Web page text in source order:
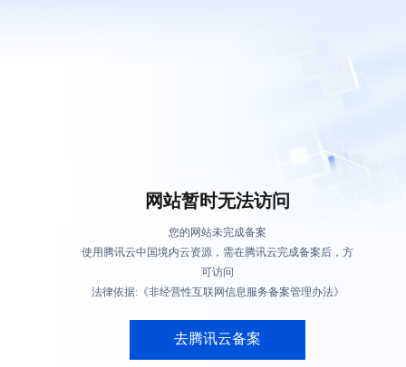
网站暂时无法访问
您的网站未完成备案
使用腾讯云中国境内云资源，需在腾讯云完成备案后，方
可访问
法律依据:《非经营性互联网信息服务备案管理办法》
去腾讯云备案